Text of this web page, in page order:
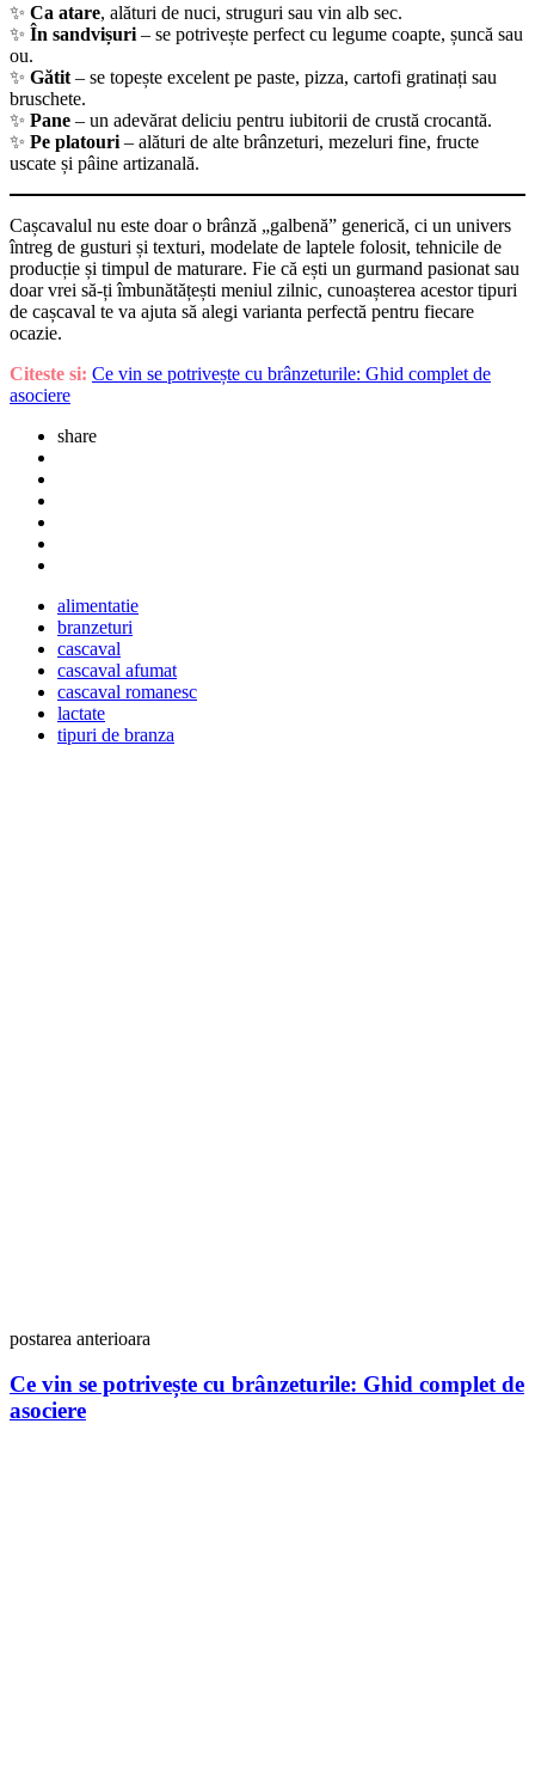
✨ Ca atare, alături de nuci, struguri sau vin alb sec.
✨ În sandvișuri – se potrivește perfect cu legume coapte, șuncă sau
ou.
✨ Gătit – se topește excelent pe paste, pizza, cartofi gratinați sau
bruschete.
✨ Pane – un adevărat deliciu pentru iubitorii de crustă crocantă.
✨ Pe platouri – alături de alte brânzeturi, mezeluri fine, fructe
uscate și pâine artizanală.
Cașcavalul nu este doar o brânză „galbenă” generică, ci un univers
întreg de gusturi și texturi, modelate de laptele folosit, tehnicile de
producție și timpul de maturare. Fie că ești un gurmand pasionat sau
doar vrei să-ți îmbunătățești meniul zilnic, cunoașterea acestor tipuri
de cașcaval te va ajuta să alegi varianta perfectă pentru fiecare
ocazie.
Citeste si: Ce vin se potrivește cu brânzeturile: Ghid complet de
asociere
share
alimentatie
branzeturi
cascaval
cascaval afumat
cascaval romanesc
lactate
tipuri de branza
postarea anterioara
Ce vin se potrivește cu brânzeturile: Ghid complet de
asociere